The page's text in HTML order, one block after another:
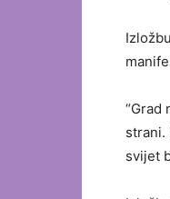
“Grad
strani.
svijet